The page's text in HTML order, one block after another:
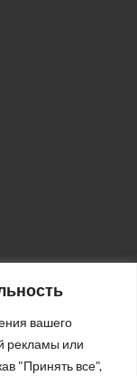
вашего
рекламы или
"Принять все",